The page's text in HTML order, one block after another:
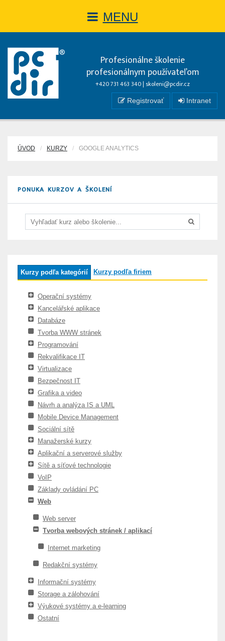
MENU
Profesionálne školenie
profesionálnym používateľom
+420 731 463 340 | skoleni@pcdir.cz
Registrovať Intranet
ÚVOD KURZY GOOGLE ANALYTICS
PONUKA KURZOV A ŠKOLENÍ
Kurzy podľa kategórií Kurzy podľa firiem
Operační systémy
Kancelářské aplikace
Databáze
Tvorba WWW stránek
Programování
Rekvalifikace IT
Virtualizace
Bezpečnost IT
Grafika a video
Návrh a analýza IS a UML
Mobile Device Management
Sociální sítě
Manažerské kurzy
Aplikační a serverové služby
Sítě a síťové technologie
VoIP
Základy ovládání PC
Web
Web server
Tvorba webových stránek / aplikací
Internet marketing
Redakční systémy
Informační systémy
Storage a zálohování
Výukové systémy a e-learning
Ostatní